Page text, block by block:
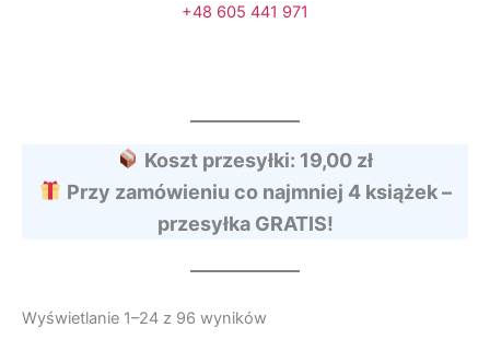
+48 605 441 971
Koszt przesyłki: 19,00 zł
Przy zamówieniu co najmniej 4 książek –
przesyłka GRATIS!
Wyświetlanie 1–24 z 96 wyników